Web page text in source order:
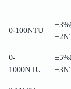
0-100NTU
0-
1000NTU